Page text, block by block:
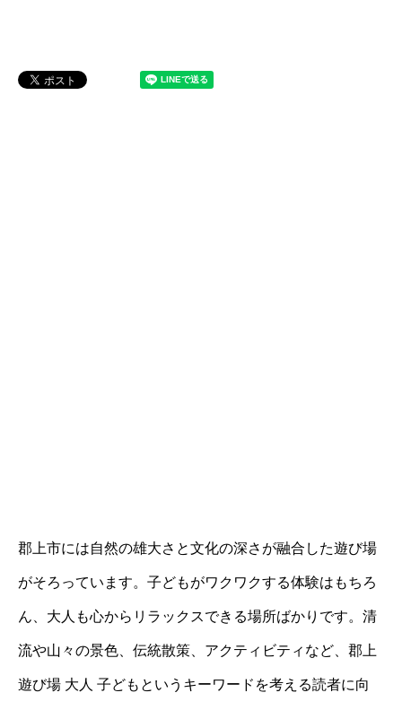
郡上市には自然の雄大さと文化の深さが融合した遊び場
がそろっています。子どもがワクワクする体験はもちろ
ん、大人も心からリラックスできる場所ばかりです。清
流や山々の景色、伝統散策、アクティビティなど、郡上
遊び場 大人 子どもというキーワードを考える読者に向